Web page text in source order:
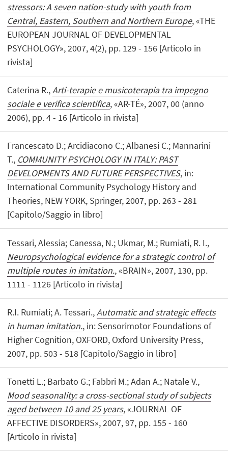
stressors: A seven nation-study with youth from
Central, Eastern, Southern and Northern Europe, «THE
EUROPEAN JOURNAL OF DEVELOPMENTAL
PSYCHOLOGY», 2007, 4(2), pp. 129 - 156 [Articolo in
rivista]
Caterina R.,Arti-terapie e musicoterapia tra impegno
sociale e verifica scientifica, «AR-TÉ», 2007, 00 (anno
2006), pp. 4 - 16 [Articolo in rivista]
Francescato D.; Arcidiacono C.; Albanesi C.; Mannarini
T., COMMUNITY PSYCHOLOGY IN ITALY: PAST
DEVELOPMENTS AND FUTURE PERSPECTIVES, in:
International Community Psychology History and
Theories, NEW YORK, Springer, 2007, pp. 263 - 281
[Capitolo/Saggio in libro]
Tessari, Alessia; Canessa, N.; Ukmar, M.; Rumiati, R. I.,
Neuropsychological evidence for a strategic control of
multiple routes in imitation., «BRAIN», 2007, 130, pp.
1111 - 1126 [Articolo in rivista]
R.I. Rumiati; A. Tessari.,Automatic and strategic effects
in human imitation., in: Sensorimotor Foundations of
Higher Cognition, OXFORD, Oxford University Press,
2007, pp. 503 - 518 [Capitolo/Saggio in libro]
Tonetti L.; Barbato G.; Fabbri M.; Adan A.; Natale V.,
Mood seasonality: a cross-sectional study of subjects
aged between 10 and 25 years, «JOURNAL OF
AFFECTIVE DISORDERS», 2007, 97, pp. 155 - 160
[Articolo in rivista]